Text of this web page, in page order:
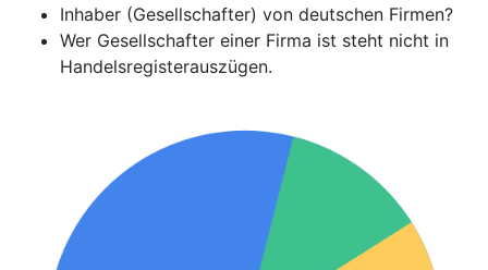
Inhaber (Gesellschafter) von deutschen Firmen?
Wer Gesellschafter einer Firma ist steht nicht in
Handelsregisterauszügen.